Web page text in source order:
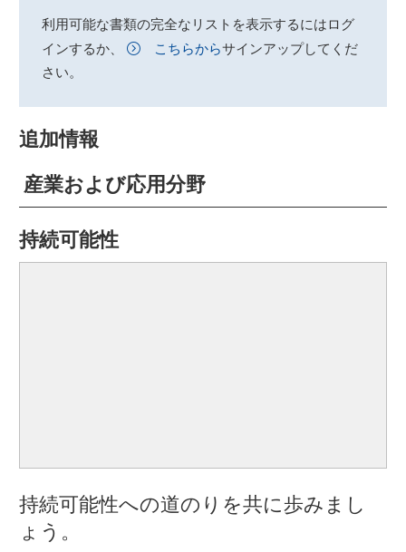
利用可能な書類の完全なリストを表示するにはログ
インするか、
こちらからサインアップしてくだ
さい。
追加情報
産業および応用分野
持続可能性
持続可能性への道のりを共に歩みまし
ょう。